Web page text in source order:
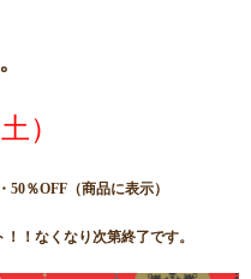
）
％OFF（商品に表示）
！なくなり次第終了です。